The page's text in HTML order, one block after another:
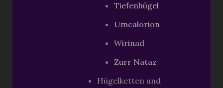
Tiefenhügel
Umcalorion
Wirinad
Zurr Nataz
Hügelketten und